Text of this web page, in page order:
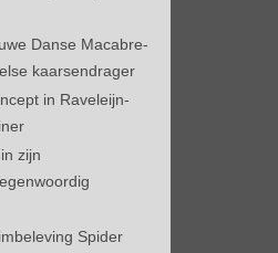
Danse Macabre-
kaarsendrager
in Raveleijn-
zijn
Spider